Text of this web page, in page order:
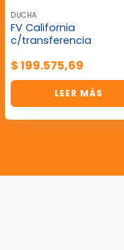
DUCHA
FV California
c/transferencia
$199.575,69
LEER MÁS